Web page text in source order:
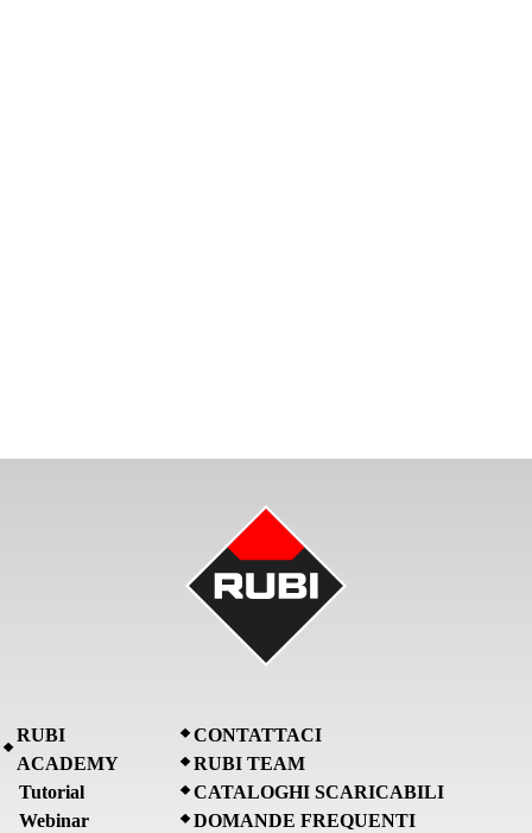
RUBI
ACADEMY
Tutorial
Webinar
CONTATTACI
RUBI TEAM
CATALOGHI SCARICABILI
DOMANDE FREQUENTI